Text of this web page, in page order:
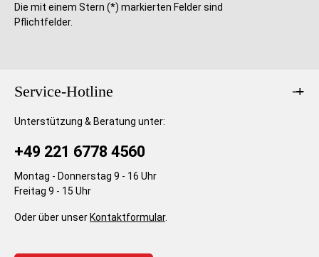
Die mit einem Stern (*) markierten Felder sind
Pflichtfelder.
Service-Hotline
Unterstützung & Beratung unter:
+49 221 6778 4560
Montag - Donnerstag 9 - 16 Uhr
Freitag 9 - 15 Uhr
Oder über unser Kontaktformular.